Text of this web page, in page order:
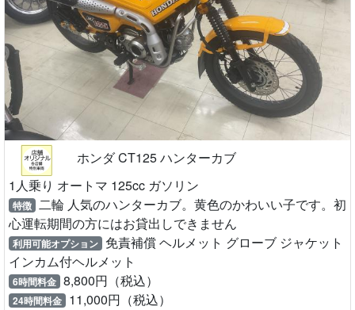
ホンダ CT125 ハンターカブ
1人乗り オートマ 125cc ガソリン
特徴 二輪 人気のハンターカブ。黄色のかわいい子です。初
心運転期間の方にはお貸出しできません
利用可能オプション 免責補償 ヘルメット グローブ ジャケット
インカム付ヘルメット
6時間料金 8,800円（税込）
24時間料金 11,000円（税込）